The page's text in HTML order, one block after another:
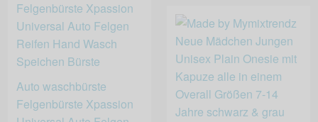
Auto waschbürste
Felgenbürste Xpassion